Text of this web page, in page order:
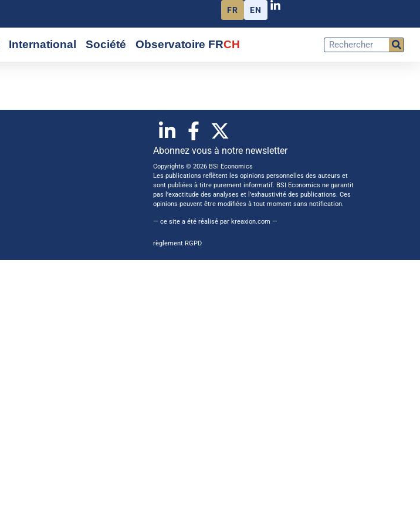
FR EN
International Société Observatoire FRCH
Abonnez vous à notre newsletter
Copyrights © 2026 BSI Economics
Les publications reflètent les opinions personnelles des auteurs et
sont publiées à titre purement informatif. BSI Economics ne garantit
pas l’exactitude des analyses et l’exhaustivité des publications. Ces
opinions peuvent être modifiées à tout moment sans notification.
— ce site a été réalisé par kreaxion.com —
règlement RGPD